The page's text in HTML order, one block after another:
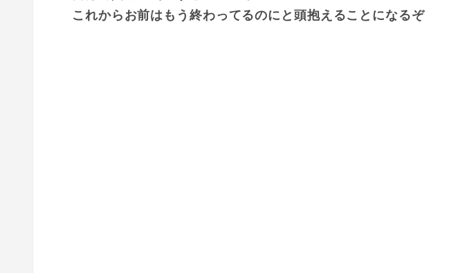
これからお前はもう終わってるのにと頭抱えることになるぞ